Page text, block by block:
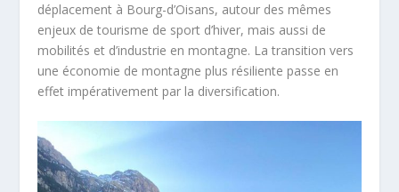
déplacement à Bourg-d’Oisans, autour des mêmes
enjeux de tourisme de sport d’hiver, mais aussi de
mobilités et d’industrie en montagne. La transition vers
une économie de montagne plus résiliente passe en
effet impérativement par la diversification.